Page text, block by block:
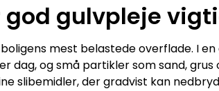
god gulvpleje
mest belastede overflade. I
dag, og små partikler som sand,
slibemidler, der gradvist kan